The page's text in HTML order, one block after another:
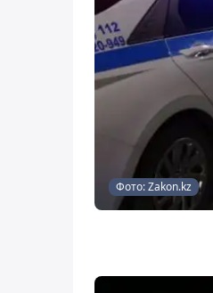
Фото: Zakon.kz